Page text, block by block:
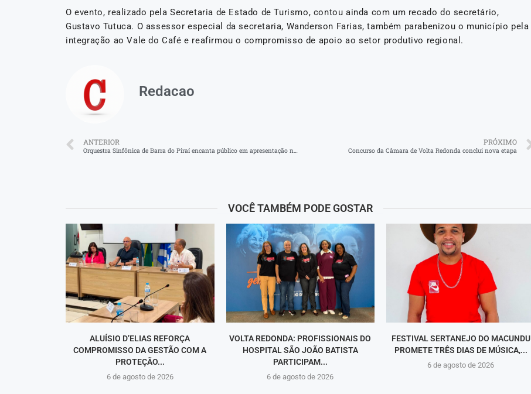
O evento, realizado pela Secretaria de Estado de Turismo, contou ainda com um recado do secretário,
Gustavo Tutuca. O assessor especial da secretaria, Wanderson Farias, também parabenizou o município pela
integração ao Vale do Café e reafirmou o compromisso de apoio ao setor produtivo regional.
Redacao
ANTERIOR PRÓXIMO
Concurso da Câmara de Volta Redonda conclui nova etapa
VOCÊ TAMBÉM PODE GOSTAR
ALUÍSIO D’ELIAS REFORÇA
COMPROMISSO DA GESTÃO COM A
PROTEÇÃO...
6 de agosto de 2026
VOLTA REDONDA: PROFISSIONAIS DO
HOSPITAL SÃO JOÃO BATISTA
PARTICIPAM...
6 de agosto de 2026
FESTIVAL SERTANEJO DO MACUNDU
PROMETE TRÊS DIAS DE MÚSICA,...
6 de agosto de 2026